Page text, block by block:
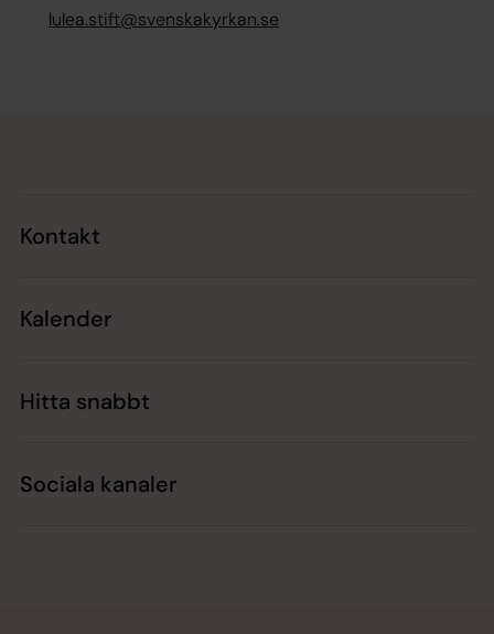
lulea.stift@svenskakyrkan.se
Kontakt
Kalender
Hitta snabbt
Sociala kanaler